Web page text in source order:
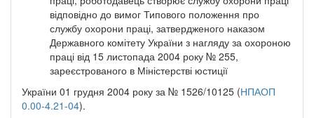
відповідно до вимог Типового положення про
службу охорони праці, затвердженого наказом
Державного комітету України з нагляду за охороною
праці від 15 листопада 2004 року № 255,
зареєстрованого в Міністерстві юстиції
України 01 грудня 2004 року за № 1526/10125 (НПАОП
0.00-4.21-04).